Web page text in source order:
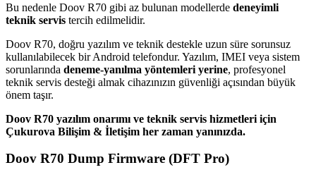
Bu nedenle Doov R70 gibi az bulunan modellerde deneyimli
teknik servis tercih edilmelidir.
Doov R70, doğru yazılım ve teknik destekle uzun süre sorunsuz
kullanılabilecek bir Android telefondur. Yazılım, IMEI veya sistem
sorunlarında deneme-yanılma yöntemleri yerine, profesyonel
teknik servis desteği almak cihazınızın güvenliği açısından büyük
önem taşır.
Doov R70 yazılım onarımı ve teknik servis hizmetleri için
Çukurova Bilişim & İletişim her zaman yanınızda.
Doov R70 Dump Firmware (DFT Pro)